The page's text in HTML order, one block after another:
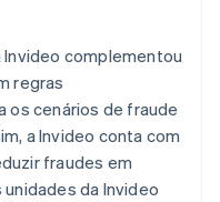
Invideo complementou
regras
os cenários de fraude
a Invideo conta com
fraudes em
da Invideo